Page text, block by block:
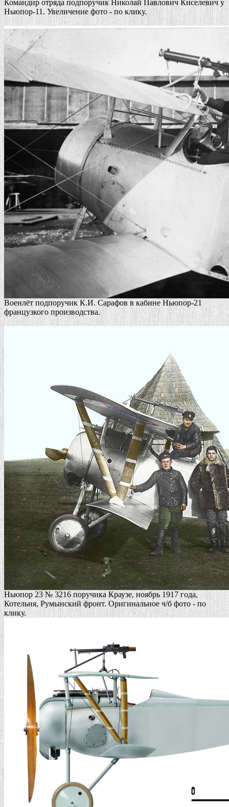
Командир отряда подпоручик Николай Павлович Киселевич у
Ньюпор-11. Увеличение фото - по клику.
Военлёт подпоручик К.И. Сарафов в кабине Ньюпор-21
французкого производства.
Ньюпор 23 № 3216 поручика Краузе, ноябрь 1917 года,
Котельня, Румынский фронт. Оригинальное ч/б фото - по
клику.